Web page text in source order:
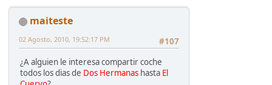
maiteste
#107
02 Agosto, 2010, 19:52:17 PM
¿A alguien le interesa compartir coche
todos los dias de Dos Hermanas hasta El